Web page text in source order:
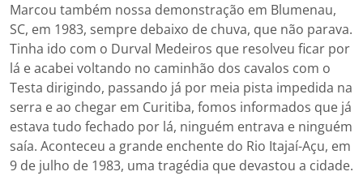
Marcou também nossa demonstração em Blumenau,
SC, em 1983, sempre debaixo de chuva, que não parava.
Tinha ido com o Durval Medeiros que resolveu ficar por
lá e acabei voltando no caminhão dos cavalos com o
Testa dirigindo, passando já por meia pista impedida na
serra e ao chegar em Curitiba, fomos informados que já
estava tudo fechado por lá, ninguém entrava e ninguém
saía. Aconteceu a grande enchente do Rio Itajaí-Açu, em
9 de julho de 1983, uma tragédia que devastou a cidade.